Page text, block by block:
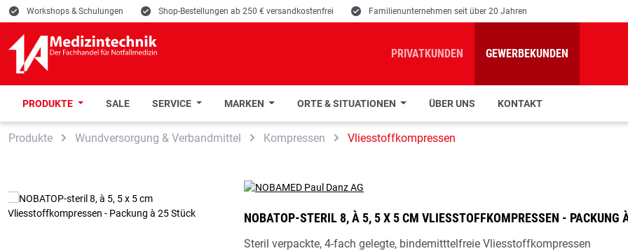
Zur Suche springen
Zur Hauptnavigation springen
E Workshops & Schulungen E Shop-Bestellungen ab 250 € versandkostenfrei E Familienunternehmen seit über 20 Jahren
PRIVATKUNDEN GEWERBEKUNDEN
PRODUKTE SALE SERVICE MARKEN ORTE & SITUATIONEN ÜBER UNS KONTAKT
Produkte Wundversorgung & Verbandmittel Kompressen Vliesstoffkompressen
NOBATOP-STERIL 8, À 5, 5 X 5 CM VLIESSTOFFKOMPRESSEN - PACKUNG
Steril verpackte, 4-fach gelegte, bindemitttelfreie Vliesstoffkompressen